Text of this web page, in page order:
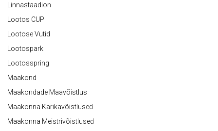
Linnastaadion
Lootos CUP
Lootose Vutid
Lootospark
Lootosspring
Maakond
Maakondade Maavõistlus
Maakonna Karikavõistlused
Maakonna Meistrivõistlused